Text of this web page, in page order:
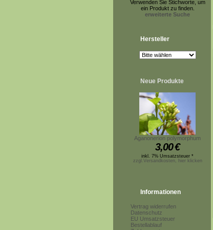
Verwenden Sie Stichworte, um
ein Produkt zu finden.
erweiterte Suche
Hersteller
Neue Produkte
Aganonerion polymorphum
3,00€
inkl. 7% Umsatzsteuer *
zzgl.Versandkosten, hier klicken
Informationen
Vertrag widerrufen
Datenschutz
EU Umsatzsteuer
Bestellablauf